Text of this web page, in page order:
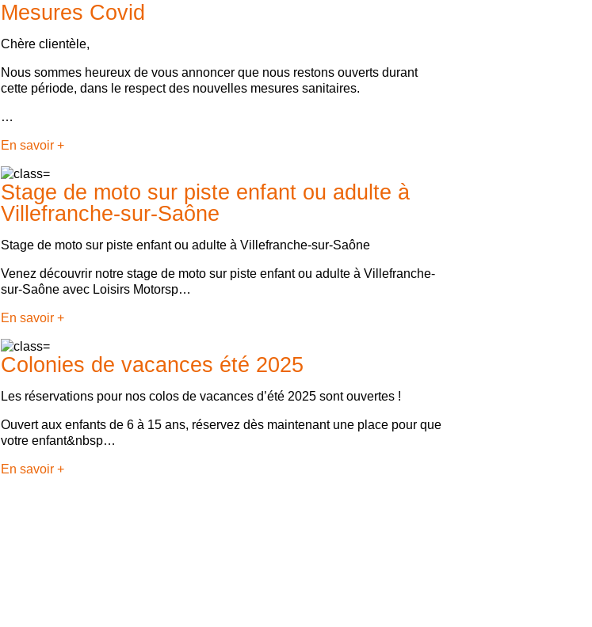
Mesures Covid
Chère clientèle,
Nous sommes heureux de vous annoncer que nous restons ouverts durant
cette période, dans le respect des nouvelles mesures sanitaires.
…
En savoir +
Stage de moto sur piste enfant ou adulte à
Villefranche-sur-Saône
Stage de moto sur piste enfant ou adulte à Villefranche-sur-Saône
Venez découvrir notre stage de moto sur piste enfant ou adulte à Villefranche-
sur-Saône avec Loisirs Motorsp…
En savoir +
Colonies de vacances été 2025
Les réservations pour nos colos de vacances d’été 2025 sont ouvertes !
Ouvert aux enfants de 6 à 15 ans, réservez dès maintenant une place pour que
votre enfant&nbsp…
En savoir +